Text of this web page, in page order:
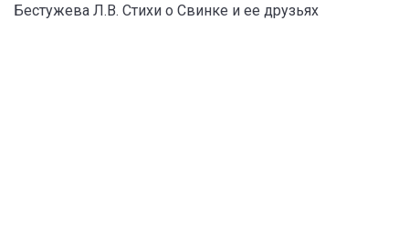
Бестужева Л.В. Стихи о Свинке и ее друзьях